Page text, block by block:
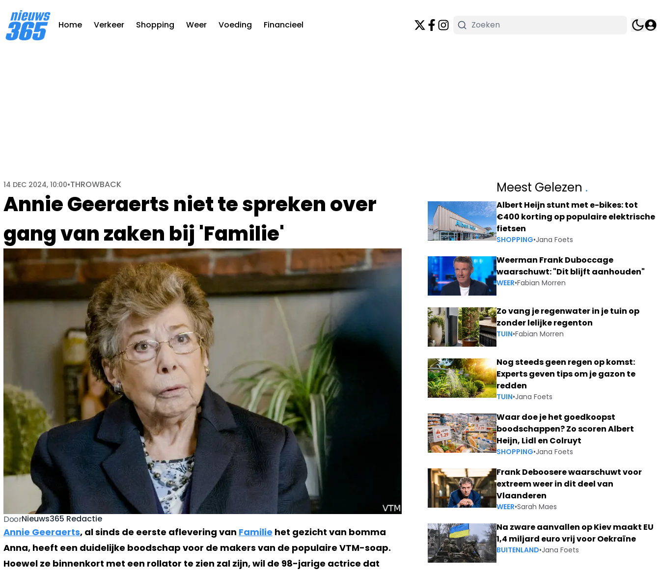
Home Verkeer Shopping Weer Voeding Financieel
Annie Geeraerts niet te spreken over
gang van zaken bij 'Familie'
14 DEC 2024, 10:00•THROWBACK
DoorNieuws365 Redactie
Annie Geeraerts, al sinds de eerste aflevering van Familie het gezicht van bomma
Anna, heeft een duidelijke boodschap voor de makers van de populaire VTM-soap.
Hoewel ze binnenkort met een rollator te zien zal zijn, wil de 98-jarige actrice dat
Meest Gelezen .
Albert Heijn stunt met e-bikes: tot
€400 korting op populaire elektrische
fietsen
SHOPPING•Jana Foets
Weerman Frank Duboccage
waarschuwt: "Dit blijft aanhouden"
WEER•Fabian Morren
Zo vang je regenwater in je tuin op
zonder lelijke regenton
TUIN•Fabian Morren
Nog steeds geen regen op komst:
Experts geven tips om je gazon te
redden
TUIN•Jana Foets
Waar doe je het goedkoopst
boodschappen? Zo scoren Albert
Heijn, Lidl en Colruyt
SHOPPING•Jana Foets
Frank Deboosere waarschuwt voor
extreem weer in dit deel van
Vlaanderen
WEER•Sarah Maes
Na zware aanvallen op Kiev maakt EU
1,4 miljard euro vrij voor Oekraïne
BUITENLAND•Jana Foets